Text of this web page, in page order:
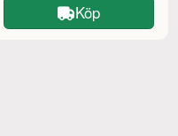
Köp